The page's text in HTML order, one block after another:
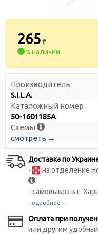
265₴
в наличии
Производитель
S.I.L.A.
Каталожный номер
50-1601185А
Схемы
смотреть →
Доставка по
-
на отделение
- самовывоз в г.
подробнее →
Оплата при
или другим